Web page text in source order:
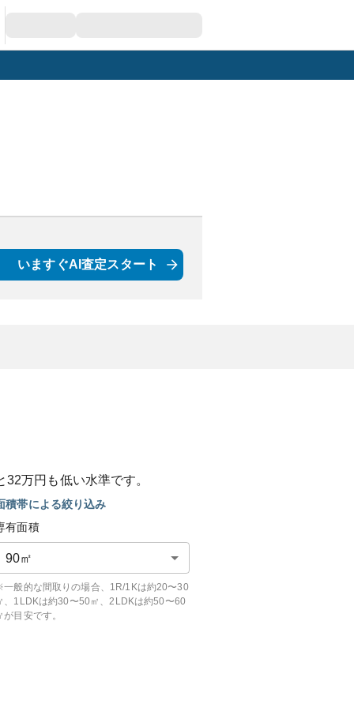
いますぐAI査定スタート
32万円も低い水準です。
積帯による絞り込み
有面積
90㎡
般的な間取りの場合、1R/1Kは約20〜30
、1LDKは約30〜50㎡、2LDKは約50〜60
が目安です。